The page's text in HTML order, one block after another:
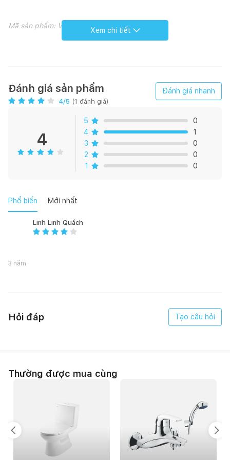
Mã sản phẩm: V39
sứ cao cấp cùng công nghệ men Nano Titan, giúp bề mặt chậu
luôn sáng bóng và ngăn bám bẩn.
Thiết kế treo tường, chân lửng giúp tiết kiệm không gian tối đa
và dễ dàng vệ sinh.
Xem chi tiết
Đánh giá sản phẩm
4/5 (1 đánh giá)
Đánh giá nhanh
4
5
0
4
1
3
0
2
0
1
0
Phổ biến Mới nhất
Linh Linh Quách
3 năm
Hỏi đáp Tạo câu hỏi
Thường được mua cùng